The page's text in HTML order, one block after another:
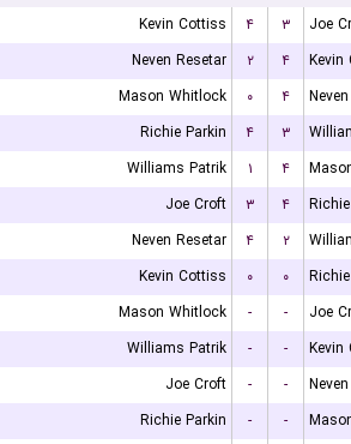
Kevin Cottiss ۴ ۳
Joe
Neven Resetar
۲ ۴
Kevin
Mason Whitlock
۰ ۴
Richie Parkin
۴ ۳
Williams Patrik
۱ ۴
Joe Croft
۳ ۴
Neven Resetar
۴ ۲
Kevin Cottiss
۰ ۰
Mason Whitlock
- -
Joe
Williams Patrik
- -
Kevin
Joe Croft
- -
Richie Parkin
- -